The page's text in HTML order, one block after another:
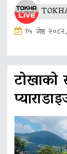
१५ जेष्ठ